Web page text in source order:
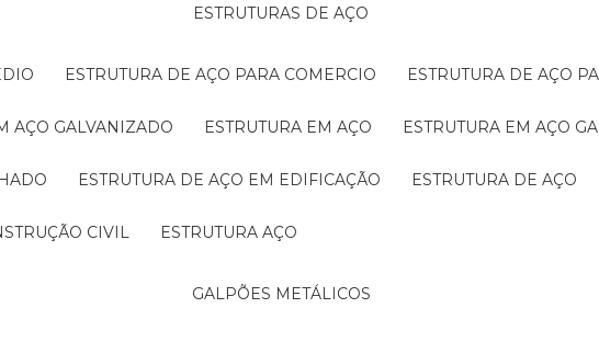
ESTRUTURAS DE AÇO
ESTRUTURA DE AÇO PARA COMERCIO ESTRUTURA DE AÇO
AÇO GALVANIZADO ESTRUTURA EM AÇO ESTRUTURA EM AÇO
ESTRUTURA DE AÇO EM EDIFICAÇÃO ESTRUTURA DE AÇO
CIVIL ESTRUTURA AÇO
GALPÕES METÁLICOS